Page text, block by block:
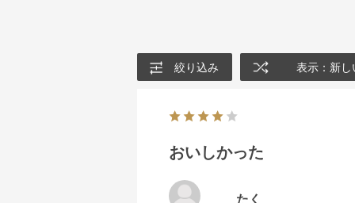
絞り込み 表示：新し
おいしかった
たく